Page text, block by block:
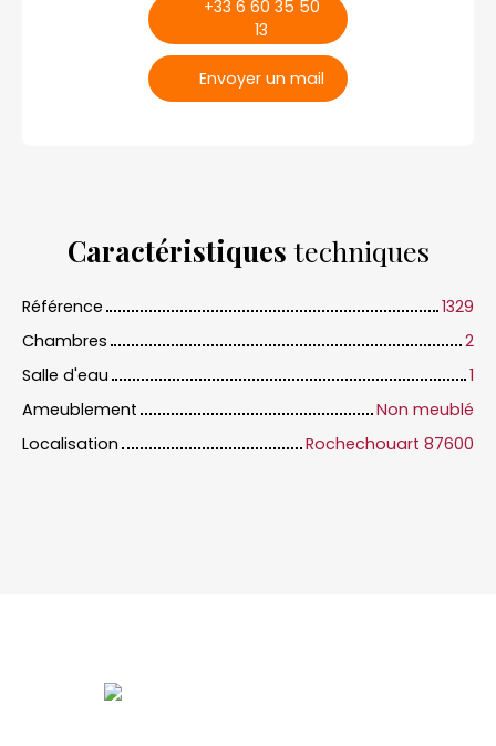
+33 6 60 35 50
13
Envoyer un mail
Caractéristiques techniques
Référence
1329
Chambres
2
Salle d'eau
1
Ameublement
Non meublé
Localisation
Rochechouart 87600